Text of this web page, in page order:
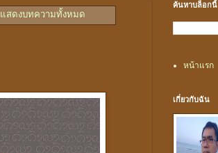
แสดงบทความทั้งหมด
ค้นหาบล็อกนี้
หน้าแรก
เกี่ยวกับฉัน